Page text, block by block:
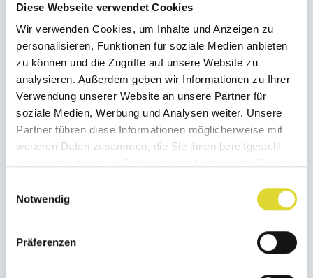
Diese Webseite verwendet Cookies
Wir verwenden Cookies, um Inhalte und Anzeigen zu
personalisieren, Funktionen für soziale Medien anbieten
zu können und die Zugriffe auf unsere Website zu
analysieren. Außerdem geben wir Informationen zu Ihrer
Verwendung unserer Website an unsere Partner für
soziale Medien, Werbung und Analysen weiter. Unsere
Partner führen diese Informationen möglicherweise mit
weiteren Daten zusammen, die Sie ihnen bereitgestellt
Notwendig
Präferenzen
Kilometerlange Segel- und
Angelgewässer
Die Kanäle unseres Parks münden in den
gleichnamigen See “De Groote Vliet”. Was
Angeltouren durch die Polder auf
erwarten von Ihnen als vorbildlichem Mieter,